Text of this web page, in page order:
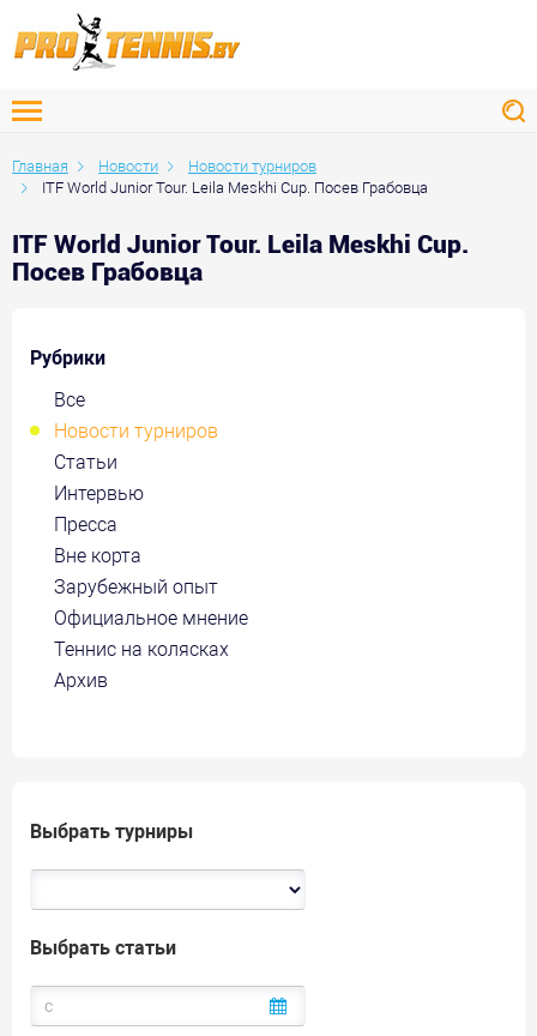
Главная Новости
Новости турниров
ITF World Junior Tour. Leila Meskhi Cup. Посев Грабовца
ITF World Junior Tour. Leila Meskhi Cup.
Посев Грабовца
Рубрики
Все
Новости турниров
Статьи
Интервью
Пресса
Вне корта
Зарубежный опыт
Официальное мнение
Теннис на колясках
Архив
Выбрать турниры
Выбрать статьи